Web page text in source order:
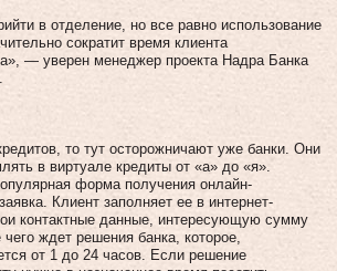
в отделение, но все равно использование
сократит время клиента
— уверен менеджер проекта Надра Банка
то тут осторожничают уже банки. Они
в виртуале кредиты от «а» до «я».
форма получения онлайн-
Клиент заполняет ее в интернет-
контактные данные, интересующую сумму
ждет решения банка, которое,
от 1 до 24 часов. Если решение